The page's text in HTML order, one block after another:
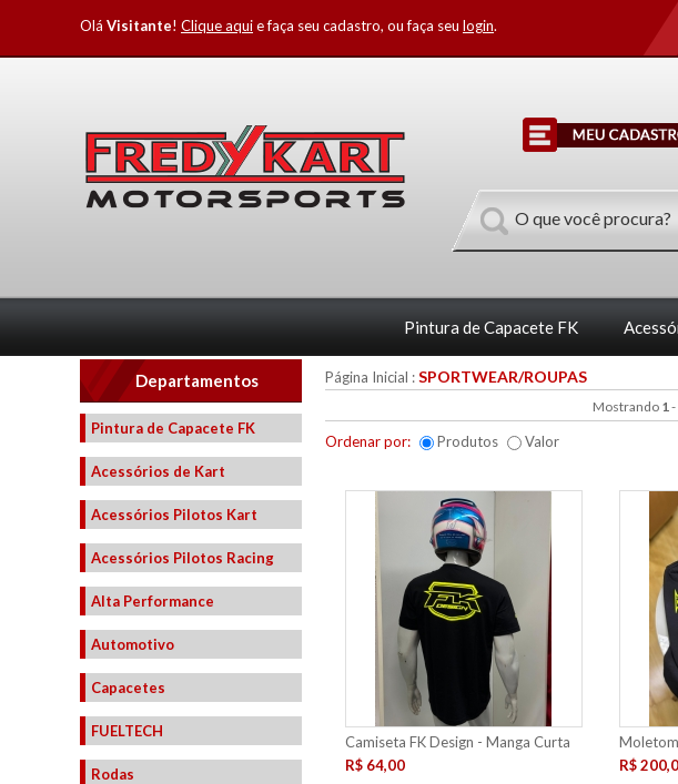
Olá Visitante! Clique aquie faça seu cadastro, ou faça seu login.
Pintura de Capacete FK
Departamentos
Pintura de Capacete FK
Acessórios de Kart
Acessórios Pilotos Kart
Acessórios Pilotos Racing
Alta Performance
Automotivo
Capacetes
FUELTECH
Rodas
Página Inicial :SPORTWEAR/ROUPAS
Mostrando 1-
Ordenar por: Produtos Valor
Camiseta FK Design - Manga Curta
R$ 64,00
R$